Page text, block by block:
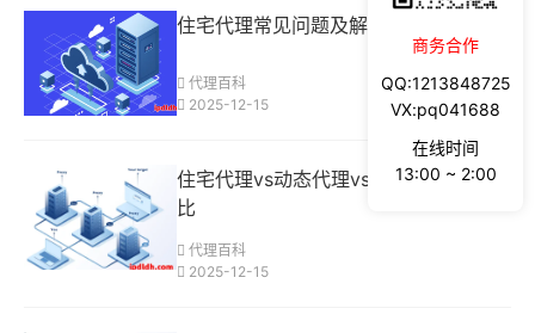
住宅代理常见问题及解决方法大全
代理百科
2025-12-15
住宅代理vs动态代理vs静态代理全面对
比
代理百科
2025-12-15
商务合作
QQ:1213848725
VX:pq041688
在线时间
13:00 ~ 2:00